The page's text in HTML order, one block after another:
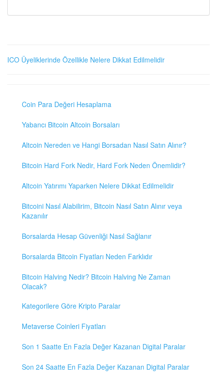
ICO Üyeliklerinde Özellikle Nelere Dikkat Edilmelidir
Coin Para Değeri Hesaplama
Yabancı Bitcoin Altcoin Borsaları
Altcoin Nereden ve Hangi Borsadan Nasıl Satın Alınır?
Bitcoin Hard Fork Nedir, Hard Fork Neden Önemlidir?
Altcoin Yatırımı Yaparken Nelere Dikkat Edilmelidir
Bitcoini Nasıl Alabilirim, Bitcoin Nasıl Satın Alınır veya
Kazanılır
Borsalarda Hesap Güvenliği Nasıl Sağlanır
Borsalarda Bitcoin Fiyatları Neden Farklıdır
Bitcoin Halving Nedir? Bitcoin Halving Ne Zaman
Olacak?
Kategorilere Göre Kripto Paralar
Metaverse Coinleri Fiyatları
Son 1 Saatte En Fazla Değer Kazanan Digital Paralar
Son 24 Saatte En Fazla Değer Kazanan Digital Paralar